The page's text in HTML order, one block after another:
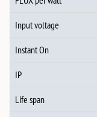
Input voltage
Instant On
IP
Life span